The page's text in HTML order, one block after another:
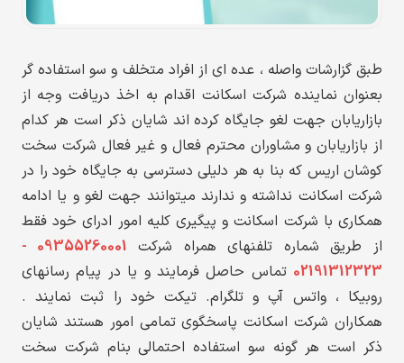
طبق گزارشات واصله ، عده ای از افراد متخلف و سو استفاده گر
بعنوان نماینده شرکت اسکانت اقدام به اخذ دریافت وجه از
بازاریابان جهت لغو جایگاه کرده اند شایان ذکر است هر کدام
از بازاریابان و مشاوران محترم فعال و غیر فعال شرکت سخت
کوشان اریس که بنا به هر دلیلی دسترسی به جایگاه خود را در
شرکت اسکانت نداشته و ندارند میتوانند جهت لغو و یا ادامه
همکاری با شرکت اسکانت و پیگیری کلیه امور ادرای خود فقط
از طریق شماره تلفنهای همراه شرکت
09355260001 -
02191312323 تماس حاصل فرمایند و یا در پیام رسانهای
روبیکا ، واتس آپ و تلگرام. تیکت خود را ثبت نمایند .
همکاران شرکت اسکانت پاسخگوی تمامی امور هستند شایان
ذکر است هر گونه سو استفاده احتمالی بنام شرکت سخت